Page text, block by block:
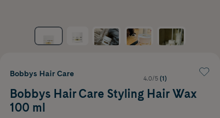
Bobbys Hair Care
4.0/5 (1)
Bobbys Hair Care Styling Hair Wax
100 ml